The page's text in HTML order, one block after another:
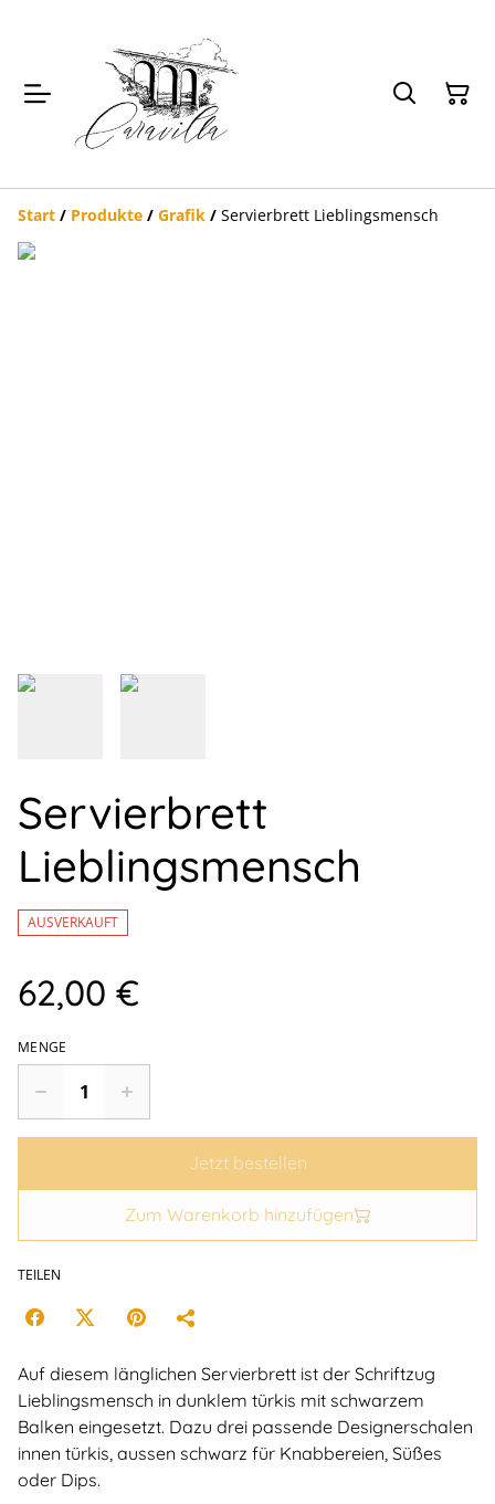
Start / Produkte / Grafik / Servierbrett Lieblingsmensch
Servierbrett
Lieblingsmensch
AUSVERKAUFT
62,00 €
MENGE
Jetzt bestellen
Zum Warenkorb hinzufügen
TEILEN
Auf diesem länglichen Servierbrett ist der Schriftzug
Lieblingsmensch in dunklem türkis mit schwarzem
Balken eingesetzt. Dazu drei passende Designerschalen
innen türkis, aussen schwarz für Knabbereien, Süßes
oder Dips.